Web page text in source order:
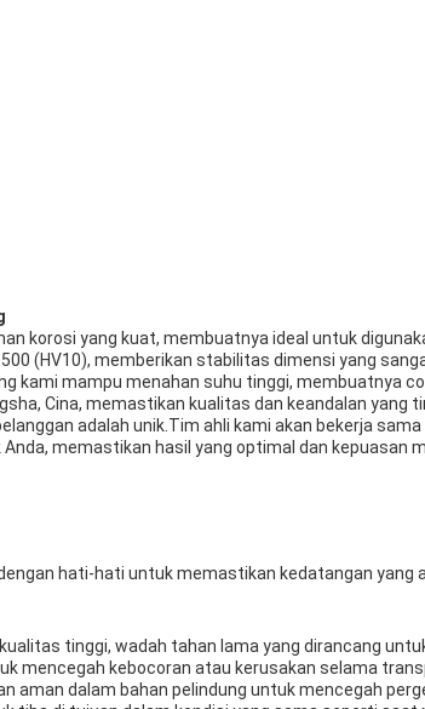
korosi yang kuat, membuatnya ideal untuk
(HV10), memberikan stabilitas dimensi yang
kami mampu menahan suhu tinggi, membuatnya
Cina, memastikan kualitas dan keandalan yang
adalah unik.Tim ahli kami akan bekerja sama
memastikan hasil yang optimal dan kepuasan
hati-hati untuk memastikan kedatangan yang
tinggi, wadah tahan lama yang dirancang
mencegah kebocoran atau kerusakan selama
aman dalam bahan pelindung untuk mencegah